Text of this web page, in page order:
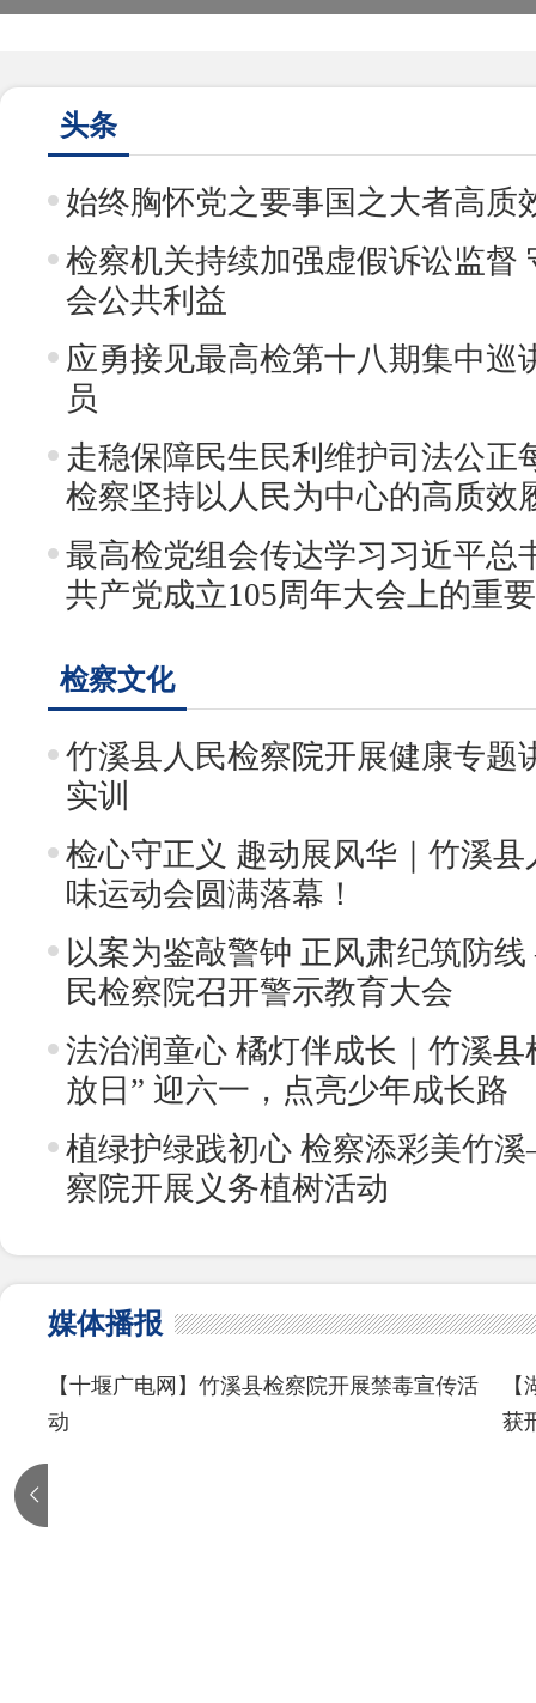
头条
始终胸怀党之要事国之大者高质
检察机关持续加强虚假诉讼监督
会公共利益
应勇接见最高检第十八期集中巡
员
走稳保障民生民利维护司法公
检察坚持以人民为中心的高质效
最高检党组会传达学习习近平总
共产党成立105周年大会上的重
检察文化
竹溪县人民检察院开展健康专题
实训
检心守正义 趣动展风华｜竹溪
味运动会圆满落幕！
以案为鉴敲警钟 正风肃纪筑防
民检察院召开警示教育大会
法治润童心 橘灯伴成长｜竹溪县
放日” 迎六一，点亮少年成长路
植绿护绿践初心 检察添彩美竹
察院开展义务植树活动
媒体播报
【十堰广电网】竹溪县检察院开展禁毒宣传活
动
获